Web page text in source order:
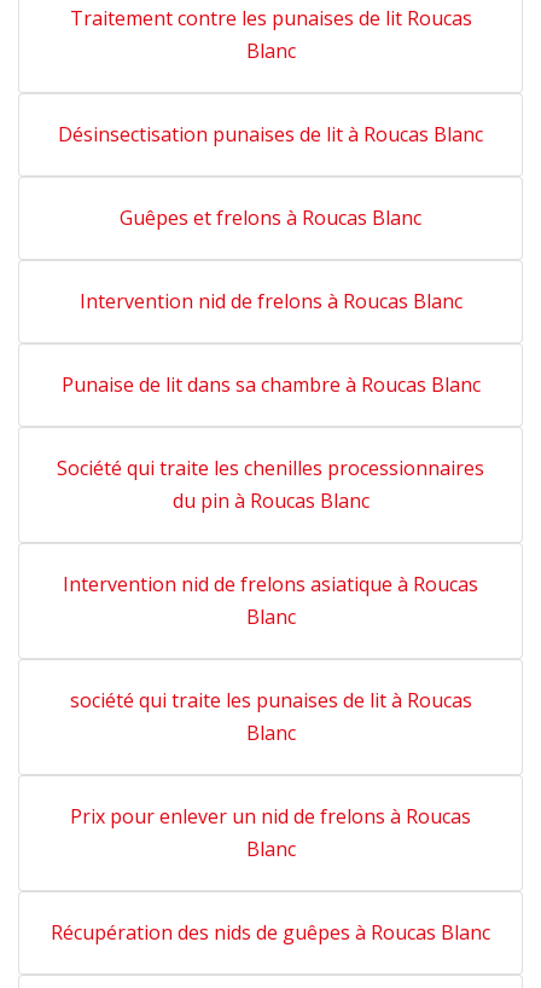
Traitement contre les punaises de lit Roucas
Blanc
Désinsectisation punaises de lit à Roucas Blanc
Guêpes et frelons à Roucas Blanc
Intervention nid de frelons à Roucas Blanc
Punaise de lit dans sa chambre à Roucas Blanc
Société qui traite les chenilles processionnaires
du pin à Roucas Blanc
Intervention nid de frelons asiatique à Roucas
Blanc
société qui traite les punaises de lit à Roucas
Blanc
Prix pour enlever un nid de frelons à Roucas
Blanc
Récupération des nids de guêpes à Roucas Blanc